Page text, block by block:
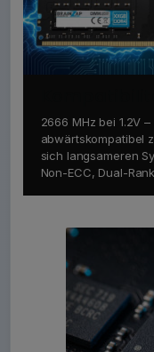
2666 MHz bei 1.2V
abwärtskompatibel
sich langsameren
Non-ECC, Dual-